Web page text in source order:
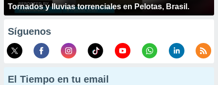
Tornados y lluvias torrenciales en Pelotas, Brasil.
Síguenos
El Tiempo en tu email